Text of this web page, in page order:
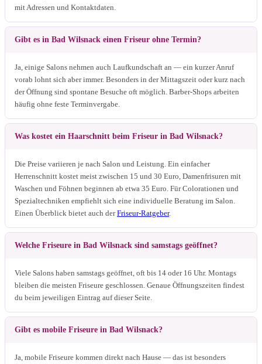
mit Adressen und Kontaktdaten.
Gibt es in Bad Wilsnack einen Friseur ohne Termin?
Ja, einige Salons nehmen auch Laufkundschaft an — ein kurzer Anruf
vorab lohnt sich aber immer. Besonders in der Mittagszeit oder kurz nach
der Öffnung sind spontane Besuche oft möglich. Barber-Shops arbeiten
häufig ohne feste Terminvergabe.
Was kostet ein Haarschnitt beim Friseur in Bad Wilsnack?
Die Preise variieren je nach Salon und Leistung. Ein einfacher
Herrenschnitt kostet meist zwischen 15 und 30 Euro, Damenfrisuren mit
Waschen und Föhnen beginnen ab etwa 35 Euro. Für Colorationen und
Spezialtechniken empfiehlt sich eine individuelle Beratung im Salon.
Einen Überblick bietet auch derFriseur-Ratgeber.
Welche Friseure in Bad Wilsnack sind samstags geöffnet?
Viele Salons haben samstags geöffnet, oft bis 14 oder 16 Uhr. Montags
bleiben die meisten Friseure geschlossen. Genaue Öffnungszeiten findest
du beim jeweiligen Eintrag auf dieser Seite.
Gibt es mobile Friseure in Bad Wilsnack?
Ja, mobile Friseure kommen direkt nach Hause — das ist besonders